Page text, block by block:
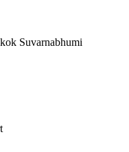
Suvarnabhumi